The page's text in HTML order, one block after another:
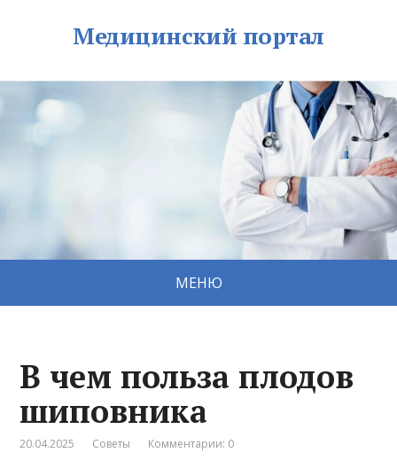
Медицинский портал
МЕНЮ
В чем польза плодов
шиповника
20.04.2025 Советы Комментарии: 0